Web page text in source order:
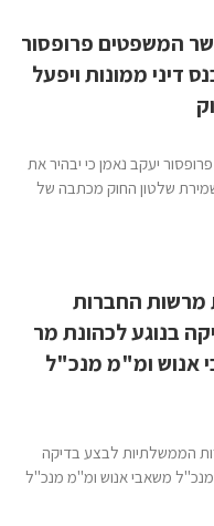
המשפטים פרופסור
דיני ממונות ויפעל
יעקב נאמן כי יבהיר את
שמירת שלטון החוק מכתבה של
מרשות החברות
בנוגע לכהונת מר
אנוש ומ"מ מנכ"ל
הממשלתיות לבצע בדיקה
משאבי אנוש ומ"מ מנכ"ל